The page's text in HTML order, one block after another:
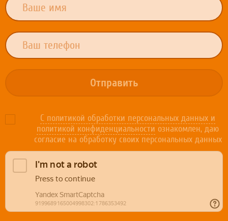
Отправить
С политикой обработки персональных данных и
политикой конфиденциальности ознакомлен, даю
согласие на обработку своих персональных данных